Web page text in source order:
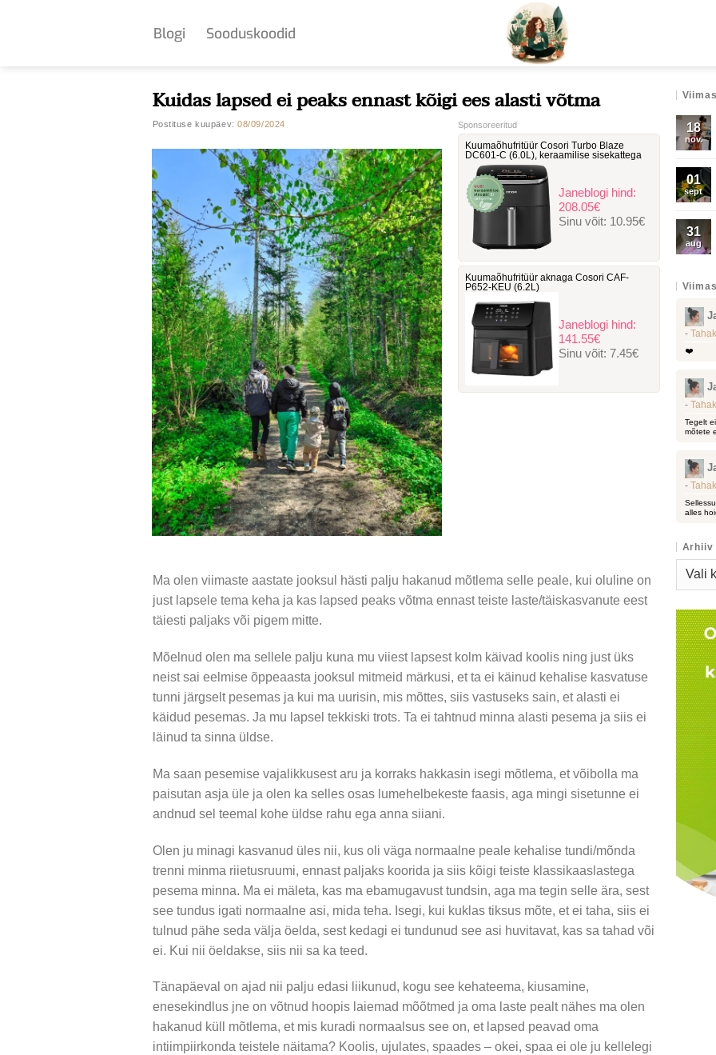
Blogi Sooduskoodid
Kuidas lapsed ei peaks ennast kõigi ees alasti võtma
Postituse kuupäev:08/09/2024 Sponsoreeritud
Kuumaõhufritüür Cosori Turbo Blaze
DC601-C ‎(6.0L), keraamilise sisekattega
Janeblogi hind:
208.05€
Sinu võit: 10.95€
Kuumaõhufritüür aknaga Cosori ‎CAF-
P652-KEU (6.2L)
Janeblogi hind:
141.55€
Sinu võit:7.45€
Ma olen viimaste aastate jooksul hästi palju hakanud mõtlema selle peale, kui oluline on
just lapsele tema keha ja kas lapsed peaks võtma ennast teiste laste/täiskasvanute eest
täiesti paljaks või pigem mitte.
Mõelnud olen ma sellele palju kuna mu viiest lapsest kolm käivad koolis ning just üks
neist sai eelmise õppeaasta jooksul mitmeid märkusi, et ta ei käinud kehalise kasvatuse
tunni järgselt pesemas ja kui ma uurisin, mis mõttes, siis vastuseks sain, et alasti ei
käidud pesemas. Ja mu lapsel tekkiski trots. Ta ei tahtnud minna alasti pesema ja siis ei
läinud ta sinna üldse.
Ma saan pesemise vajalikkusest aru ja korraks hakkasin isegi mõtlema, et võibolla ma
paisutan asja üle ja olen ka selles osas lumehelbekeste faasis, aga mingi sisetunne ei
andnud sel teemal kohe üldse rahu ega anna siiani.
Olen ju minagi kasvanud üles nii, kus oli väga normaalne peale kehalise tundi/mõnda
trenni minma riietusruumi, ennast paljaks koorida ja siis kõigi teiste klassikaaslastega
pesema minna. Ma ei mäleta, kas ma ebamugavust tundsin, aga ma tegin selle ära, sest
see tundus igati normaalne asi, mida teha. Isegi, kui kuklas tiksus mõte, et ei taha, siis ei
tulnud pähe seda välja öelda, sest kedagi ei tundunud see asi huvitavat, kas sa tahad või
ei. Kui nii öeldakse, siis nii sa ka teed.
Tänapäeval on ajad nii palju edasi liikunud, kogu see kehateema, kiusamine,
enesekindlus jne on võtnud hoopis laiemad mõõtmed ja oma laste pealt nähes ma olen
hakanud küll mõtlema, et mis kuradi normaalsus see on, et lapsed peavad oma
intiimpiirkonda teistele näitama? Koolis, ujulates, spaades – okei, spaa ei ole ju kellelegi
18
nov.
01
sept
31
aug
-
❤️
-
Tegelt
mõtete
-
alles
Arhiiv
Arhiiv